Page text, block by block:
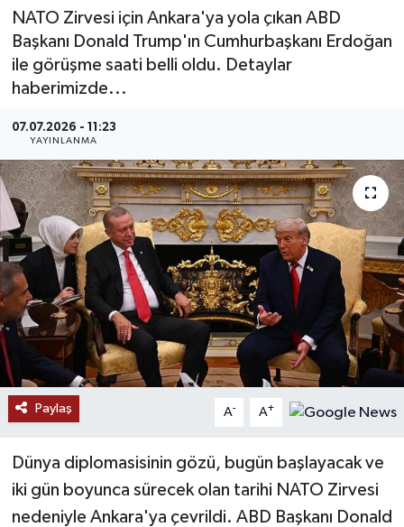
NATO Zirvesi için Ankara'ya yola çıkan ABD
Başkanı Donald Trump'ın Cumhurbaşkanı Erdoğan
ile görüşme saati belli oldu. Detaylar
haberimizde...
07.07.2026 - 11:23
YAYINLANMA
Paylaş A- A+
Dünya diplomasisinin gözü, bugün başlayacak ve
iki gün boyunca sürecek olan tarihi NATO Zirvesi
nedeniyle Ankara'ya çevrildi. ABD Başkanı Donald
ÖZEL HABER
RESMİ İLANLAR
SİYASET
SOSYAL YARDIMLAR
SPONSORLU YAZI
SPOR
TEKNOLOJİ
YAŞAM